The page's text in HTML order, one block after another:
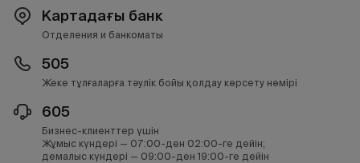
Картадағы банк
Отделения и банкоматы
505
Жеке тұлғаларға тәулік бойы қолдау көрсету нөмірі
605
Бизнес-клиенттер үшін
Жұмыс күндері — 07:00-ден 02:00-ге дейін;
демалыс күндері — 09:00-ден 19:00-ге дейін